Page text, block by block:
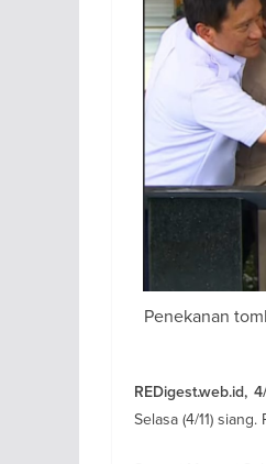
Penekanan
REDigest.web.id, 4/
Selasa (4/11)